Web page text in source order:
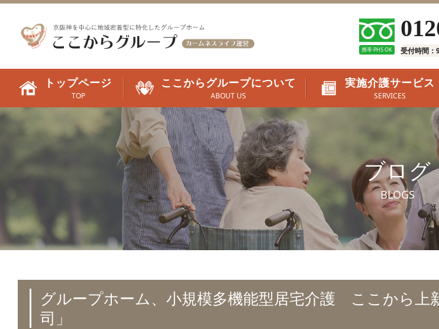
携帯·PHS OK 受付時間：
トップページ
TOP
ここからグループについて
ABOUT US
実施介護サービス
SERVICES
ブログ
BLOGS
グループホーム、小規模多機能型居宅介護 ここから上
司」